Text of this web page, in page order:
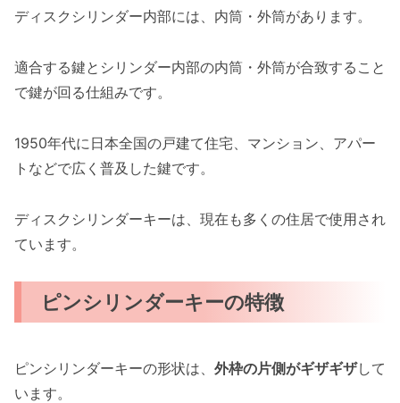
ディスクシリンダー内部には、内筒・外筒があります。
適合する鍵とシリンダー内部の内筒・外筒が合致すること
で鍵が回る仕組みです。
1950年代に日本全国の戸建て住宅、マンション、アパー
トなどで広く普及した鍵です。
ディスクシリンダーキーは、現在も多くの住居で使用され
ています。
ピンシリンダーキーの特徴
ピンシリンダーキーの形状は、 外枠の片側がギザギザして
います。